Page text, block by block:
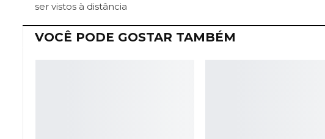
ser vistos à distância
VOCÊ PODE GOSTAR TAMBÉM